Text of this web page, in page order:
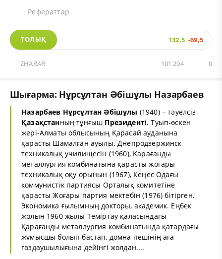
Рефераттар
ТОЛЫҚ 132,5 -69,5
ZHARAR 0
101 204
Шығарма: Нұрсұлтан Әбішұлы Назарбаев
Назарбаев Нұрсұлтан Әбішұлы (1940) – тәуелсіз
Қазақстанның тұнғыш Президенті. Туып-өскен
жері-Алматы облысының Қарасай ауданына
қарасты Шамалған ауылы. Днепродзержинск
техникалық училищесін (1960), Қарағанды
металлургия комбинатына қарасты жоғары
техникалық оқу орынын (1967), Кеңес Одағы
коммунистік партиясы Орталық комитетіне
қарасты Жоғары партия мектебін (1976) бітірген.
Экономика ғылымның докторы, академик. Еңбек
жолын 1960 жылы Теміртау қаласындағы
Қарағанды металлургия комбинатында қатардағы
жұмысшы болып бастап, домна пешінің аға
газдаушылығына дейінгі жолдан....